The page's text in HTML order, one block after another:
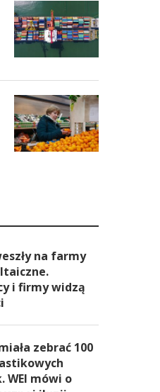
na farmy
i firmy widzą
zebrać 100
WEI mówi o